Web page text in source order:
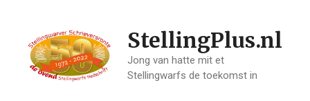
inhoud
StellingPlus.nl
Jong van hatte mit et
Stellingwarfs de toekomst in